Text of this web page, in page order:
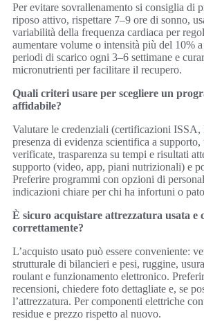
Per evitare sovrallenamento si consiglia di
riposo attivo, rispettare 7–9 ore di sonno,
variabilità della frequenza cardiaca per
aumentare volume o intensità più del 10%
periodi di scarico ogni 3–6 settimane e
micronutrienti per facilitare il recupero.
Quali criteri usare per scegliere un
affidabile?
Valutare le credenziali (certificazioni
presenza di evidenza scientifica a supporto,
verificate, trasparenza su tempi e risultati
supporto (video, app, piani nutrizionali) e
Preferire programmi con opzioni di
indicazioni chiare per chi ha infortuni o
È sicuro acquistare attrezzatura usata e
correttamente?
L’acquisto usato può essere conveniente:
strutturale di bilancieri e pesi, ruggine,
roulant e funzionamento elettronico.
recensioni, chiedere foto dettagliate e, se
l’attrezzatura. Per componenti elettriche
residue e prezzo rispetto al nuovo.